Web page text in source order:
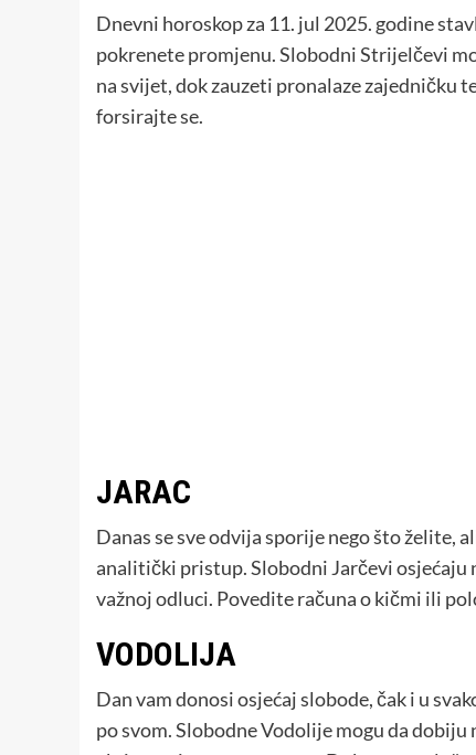
Dnevni horoskop za 11. jul 2025. godine
pokrenete promjenu. Slobodni Strijelčevi
na svijet, dok zauzeti pronalaze zajedničku
forsirajte se.
JARAC
Danas se sve odvija sporije nego što želite,
analitički pristup. Slobodni Jarčevi
važnoj odluci. Povedite računa o kičmi ili
VODOLIJA
Dan vam donosi osjećaj slobode, čak i u
po svom. Slobodne Vodolije mogu da